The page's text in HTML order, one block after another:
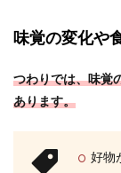
味覚の変化や
つわりでは、味覚
あります。
好物